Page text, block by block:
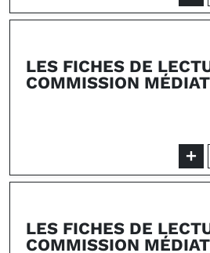
LES FICHES DE
COMMISSION
LES FICHES DE
COMMISSION